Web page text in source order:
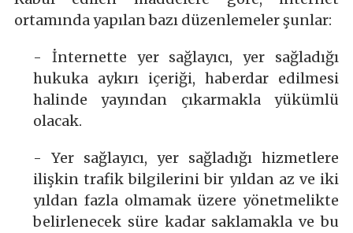
ortamında yapılan bazı düzenlemeler şunlar:
- İnternette yer sağlayıcı, yer sağladığı
hukuka aykırı içeriği, haberdar edilmesi
halinde yayından çıkarmakla yükümlü
olacak.
- Yer sağlayıcı, yer sağladığı hizmetlere
ilişkin trafik bilgilerini bir yıldan az ve iki
yıldan fazla olmamak üzere yönetmelikte
belirlenecek süre kadar saklamakla ve bu